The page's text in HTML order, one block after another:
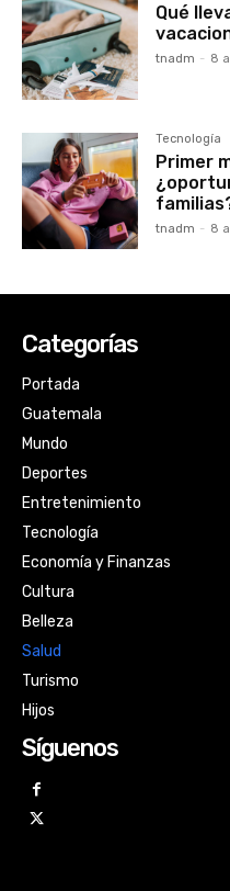
Qué
tnadm - 8
Tecnología
Primer
tnadm - 8
Categorías
Portada
Guatemala
Mundo
Deportes
Entretenimiento
Tecnología
Economía y Finanzas
Cultura
Belleza
Salud
Turismo
Hijos
Síguenos